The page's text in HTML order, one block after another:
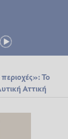
Το
Αττική